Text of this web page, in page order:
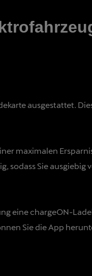
ausgestattet.
maximalen
sodass Sie ausgiebig
eine chargeON-
Sie die App